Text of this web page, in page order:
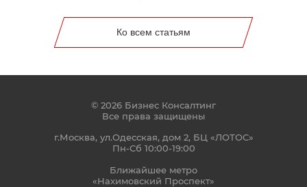
Ко всем статьям
© 2026 Бизнес Консалтинг
Все права защищены
г.Москва, ул.Одесская, дом 2, БЦ «ЛОТОС»
Пн-Сб 10:00-19:00
Ближайшее метро
«Нахимовский Проспект»